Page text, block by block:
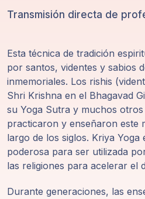
Transmisión directa de
Esta técnica de tradición
por santos, videntes y sabios
inmemoriales. Los rishis
Shri Krishna en el Bhagavad
su Yoga Sutra y muchos
practicaron y enseñaron este
largo de los siglos. Kriya Yoga
poderosa para ser utilizada
las religiones para acelerar el
Durante generaciones, las